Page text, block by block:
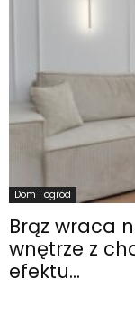
Dom i ogród
Brąz wraca
wnętrze z
efektu...